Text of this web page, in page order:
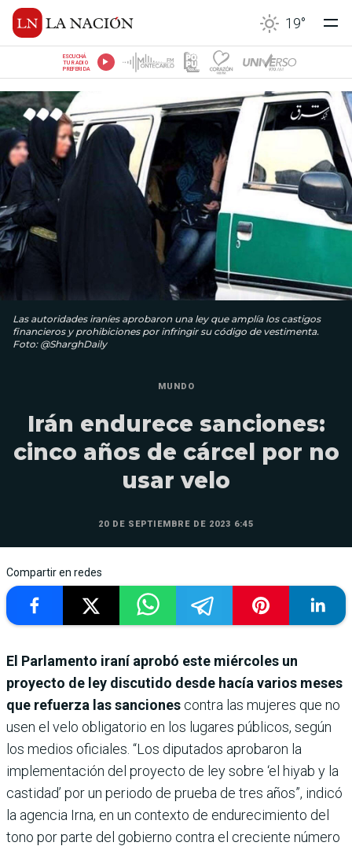
19°
ESCUCHÁ
TU RADIO
PREFERIDA
Las autoridades iraníes aprobaron una ley que amplía los castigos
financieros y prohibiciones por infringir su código de vestimenta.
Foto: @SharghDaily
MUNDO
Irán endurece sanciones:
cinco años de cárcel por no
usar velo
20 DE SEPTIEMBRE DE 2023 6:45
Compartir en redes
El Parlamento iraní aprobó este miércoles un
proyecto de ley discutido desde hacía varios meses
que refuerza las sanciones contra las mujeres que no
usen el velo obligatorio en los lugares públicos, según
los medios oficiales. “Los diputados aprobaron la
implementación del proyecto de ley sobre ‘el hiyab y la
castidad’ por un periodo de prueba de tres años”, indicó
la agencia Irna, en un contexto de endurecimiento del
tono por parte del gobierno contra el creciente número